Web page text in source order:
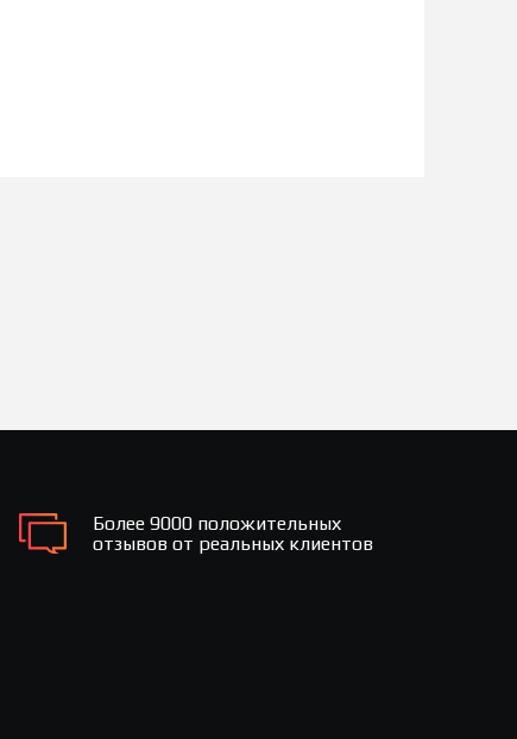
Более 9000 положительных
отзывов от реальных клиентов